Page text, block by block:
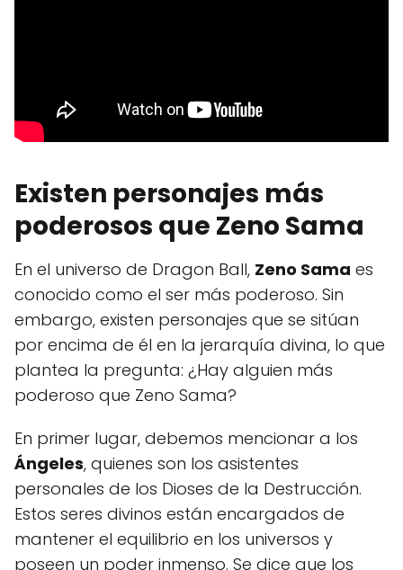
Existen personajes más
poderosos que Zeno Sama
En el universo de Dragon Ball, Zeno Sama es
conocido como el ser más poderoso. Sin
embargo, existen personajes que se sitúan
por encima de él en la jerarquía divina, lo que
plantea la pregunta: ¿Hay alguien más
poderoso que Zeno Sama?
En primer lugar, debemos mencionar a los
Ángeles, quienes son los asistentes
personales de los Dioses de la Destrucción.
Estos seres divinos están encargados de
mantener el equilibrio en los universos y
poseen un poder inmenso. Se dice que los